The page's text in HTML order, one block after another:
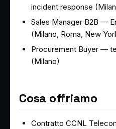
incident response
Sales Manager B2B —
(Milano, Roma, New
Procurement Buyer —
(Milano)
Cosa offriamo
Contratto CCNL